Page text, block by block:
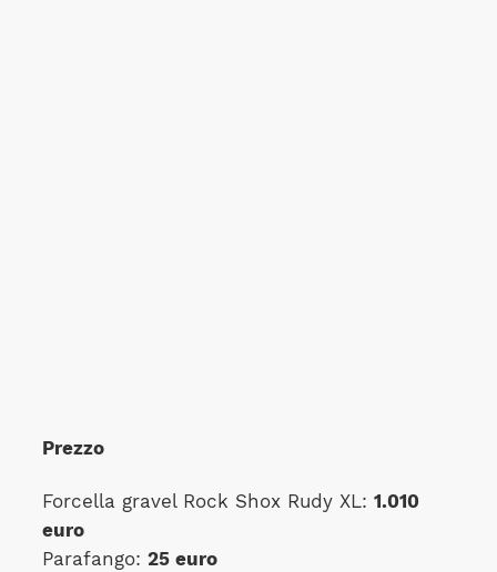
Prezzo
Forcella gravel Rock Shox Rudy XL: 1.010
euro
Parafango: 25 euro